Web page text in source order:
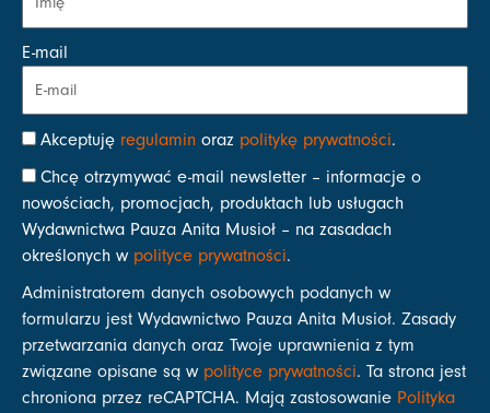
E-mail
Akceptuję regulamin oraz politykę prywatności.
Chcę otrzymywać e-mail newsletter – informacje o
nowościach, promocjach, produktach lub usługach
Wydawnictwa Pauza Anita Musioł – na zasadach
określonych w polityce prywatności.
Administratorem danych osobowych podanych w
formularzu jest Wydawnictwo Pauza Anita Musioł. Zasady
przetwarzania danych oraz Twoje uprawnienia z tym
związane opisane są w polityce prywatności. Ta strona jest
chroniona przez reCAPTCHA. Mają zastosowanie Polityka